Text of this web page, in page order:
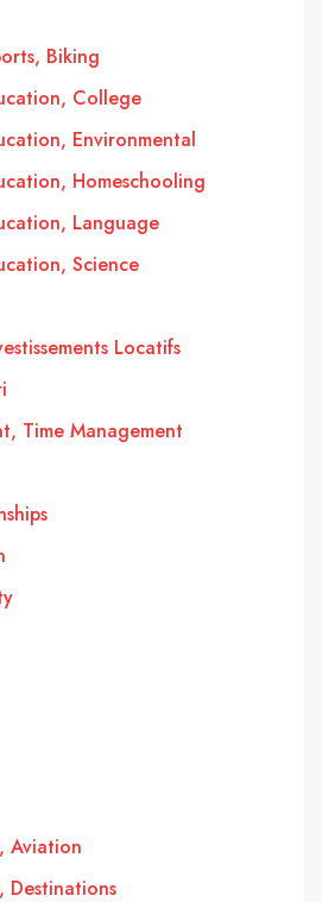
Biking
College
Environmental
Homeschooling
Language
Science
Locatifs
Time Management
Aviation
Destinations